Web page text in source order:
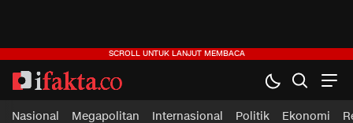
ifakta.co
#pastibenar
Nasional Megapolitan Internasional Politik Ekonomi